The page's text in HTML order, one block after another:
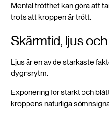
Mental trötthet kan göra att
trots att kroppen är trött.
Skärmtid, ljus
Ljus är en av de starkaste
dygnsrytm.
Exponering för starkt och
kroppens naturliga